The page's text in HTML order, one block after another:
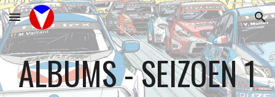
Skip to main content Skip to navigation
ALBUMS - SEIZOEN 1